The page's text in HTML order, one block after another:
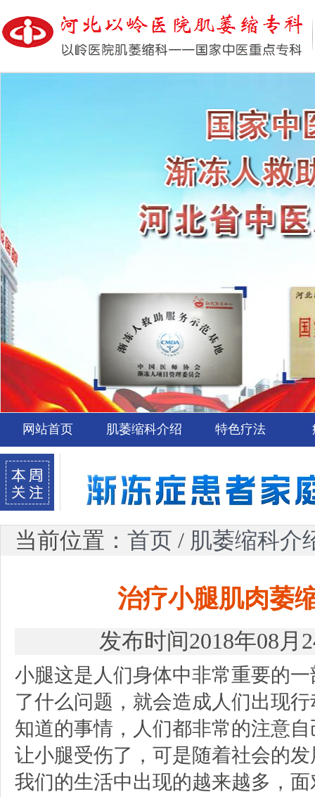
网站首页 肌萎缩科介绍 特色疗法
当前位置： 首页 / 肌萎缩科介
治疗小腿肌肉萎
发布时间2018年08月
小腿这是人们身体中非常重要的
了什么问题，就会造成人们出现
知道的事情，人们都非常的注意
让小腿受伤了，可是随着社会的
我们的生活中出现的越来越多，